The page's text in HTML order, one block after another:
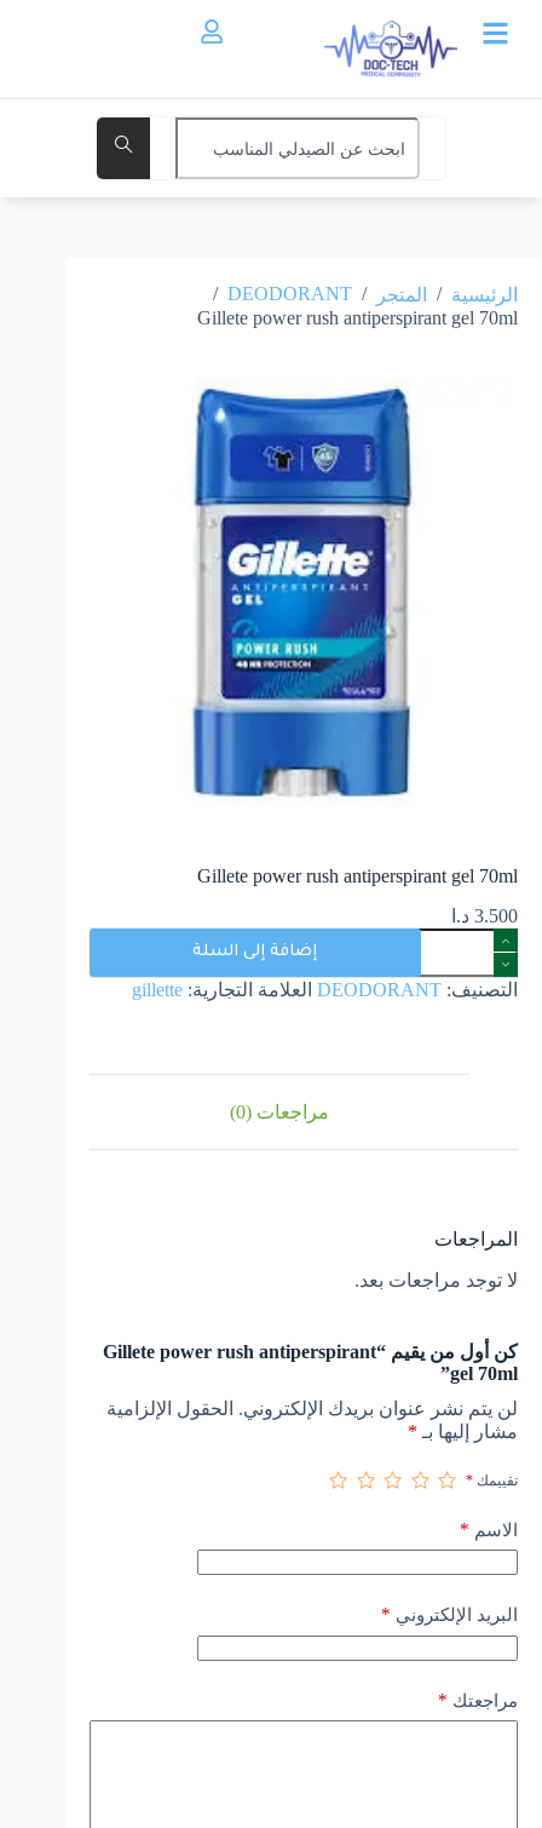
الرئيسية / المتجر /
DEODORANT
/
Gillete power rush antiperspirant gel 70ml
Gillete power rush antiperspirant gel 70ml
3.500 د.ا
إضافة إلى السلة
التصنيف: DEODORANT العلامة التجارية: gillette
مراجعات (0)
المراجعات
لا توجد مراجعات بعد.
كن أول من يقيم “Gillete power rush antiperspirant
gel 70ml”
لن يتم نشر عنوان بريدك الإلكتروني. الحقول الإلزامية
مشار إليها بـ *
تقييمك *
الاسم *
البريد الإلكتروني *
مراجعتك *